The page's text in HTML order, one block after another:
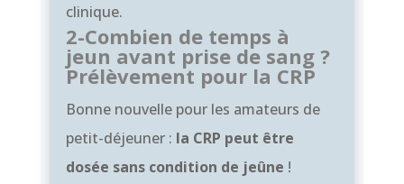
clinique.
2-Combien de temps à
jeun avant prise de sang ?
Prélèvement pour la CRP
Bonne nouvelle pour les amateurs de
petit-déjeuner : la CRP peut être
dosée sans condition de jeûne !